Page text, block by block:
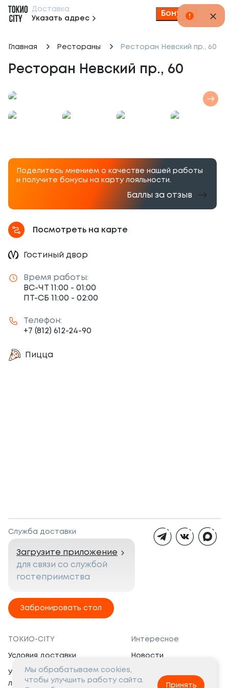
Доставка
Указать адрес
Бонусы
Главная Рестораны Ресторан Невский пр., 60
Ресторан Невский пр., 60
Поделитесь мнением о качестве нашей работы
и получите бонусы на карту лояльности.
Баллы за отзыв
Посмотреть на карте
Гостиный двор
Время работы:
ВС-ЧТ 11:00 - 01:00
ПТ-СБ 11:00 - 02:00
Телефон:
+7 (812) 612-24-90
Пицца
Служба доставки
Загрузите приложение
для связи со службой
гостеприимства
Забронировать стол
ТОКИО-CITY
Условия доставки
Условия программы
лояльности
Интересное
Новости
Вакансии
Мы обрабатываем cookies,
чтобы улучшить работу сайта.
Принять